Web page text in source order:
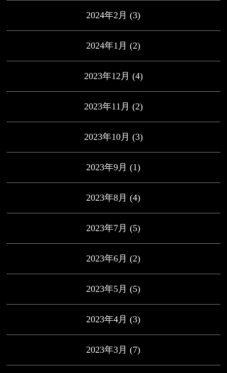
2024年2月 (3)
2024年1月 (2)
2023年12月 (4)
2023年11月 (2)
2023年10月 (3)
2023年9月 (1)
2023年8月 (4)
2023年7月 (5)
2023年6月 (2)
2023年5月 (5)
2023年4月 (3)
2023年3月 (7)